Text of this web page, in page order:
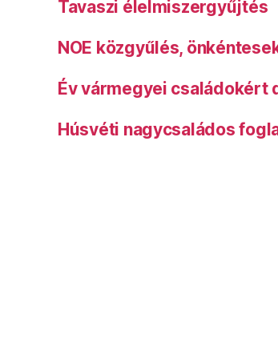
Tavaszi élelmiszergyűjtés
NOE közgyűlés,
Év vármegyei családokért
Húsvéti nagycsaládos